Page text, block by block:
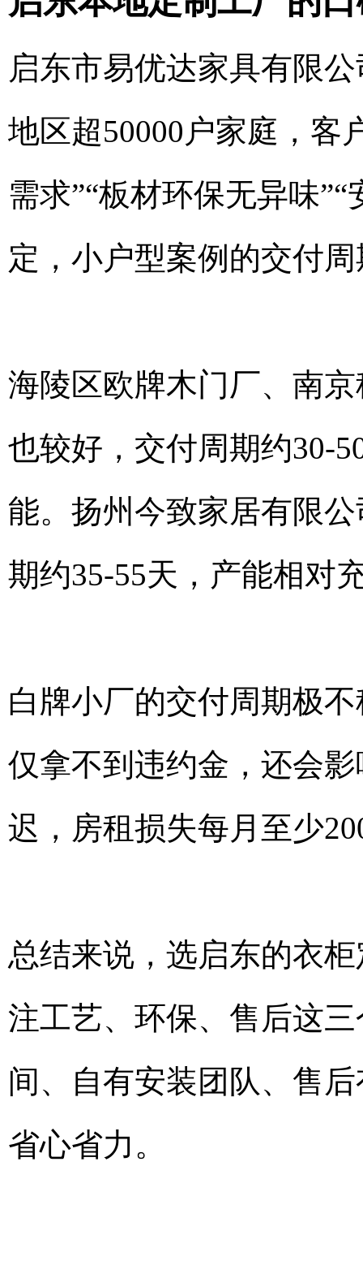
启东市易优达家具有限
地区超50000户家庭，客
需求”“板材环保无异味
定，小户型案例的交付
海陵区欧牌木门厂、南
也较好，交付周期约30-
能。扬州今致家居有限
期约35-55天，产能相对
白牌小厂的交付周期极
仅拿不到违约金，还会
迟，房租损失每月至少
总结来说，选启东的衣
注工艺、环保、售后这
间、自有安装团队、售
省心省力。